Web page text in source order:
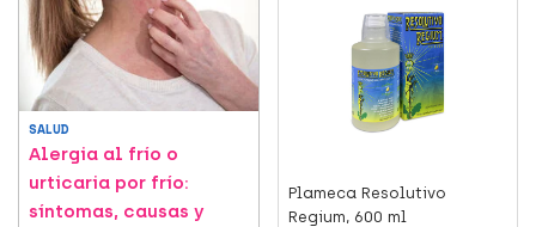
SALUD
Alergia al frío o
urticaria por frío:
síntomas, causas y
Plameca Resolutivo
Regium, 600 ml